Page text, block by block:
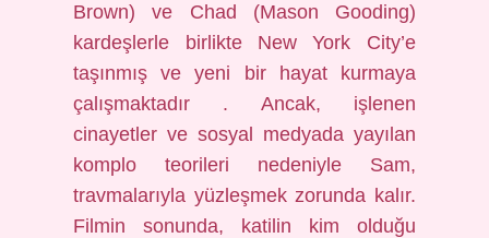
Brown) ve Chad (Mason Gooding)
kardeşlerle birlikte New York City’e
taşınmış ve yeni bir hayat kurmaya
çalışmaktadır . Ancak, işlenen
cinayetler ve sosyal medyada yayılan
komplo teorileri nedeniyle Sam,
travmalarıyla yüzleşmek zorunda kalır.
Filmin sonunda, katilin kim olduğu